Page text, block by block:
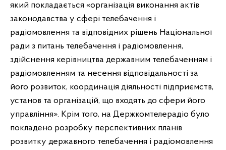
який покладається «організація виконання актів
законодавства у сфері телебачення і
радіомовлення та відповідних рішень Національної
ради з питань телебачення і радіомовлення,
здійснення керівництва державним телебаченням і
радіомовленням та несення відповідальності за
його розвиток, координація діяльності підприємств,
установ та організацій, що входять до сфери його
управління». Крім того, на Держкомтелерадіо було
покладено розробку перспективних планів
розвитку державного телебачення і радіомовлення